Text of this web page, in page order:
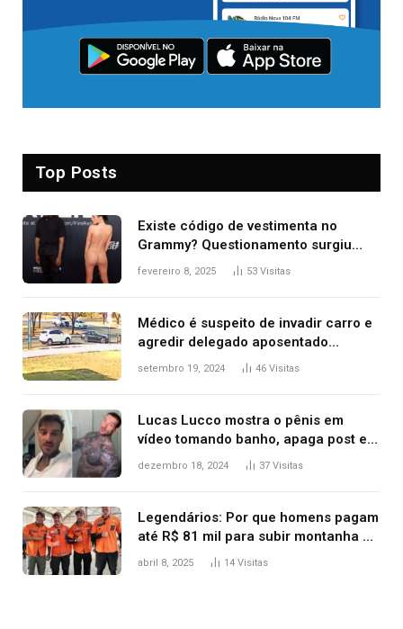
Top Posts
Existe código de vestimenta no
Grammy? Questionamento surgiu
após Bianca Censori, mulher de
fevereiro 8, 2025 53 Visitas
Médico é suspeito de invadir carro e
agredir delegado aposentado
durante confusão no trânsito
setembro 19, 2024 46 Visitas
Lucas Lucco mostra o pênis em
vídeo tomando banho, apaga post e
diz ‘foi mal’
dezembro 18, 2024 37 Visitas
Legendários: Por que homens pagam
até R$ 81 mil para subir montanha e
melhorar casamento?
abril 8, 2025 14 Visitas